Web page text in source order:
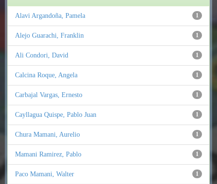
1
Alavi Argandoña, Pamela
1
Alejo Guarachi, Franklin
1
Ali Condori, David
1
Calcina Roque, Angela
1
Carbajal Vargas, Ernesto
1
Cayllagua Quispe, Pablo Juan
1
Chura Mamani, Aurelio
1
Mamani Ramirez, Pablo
1
Paco Mamani, Walter